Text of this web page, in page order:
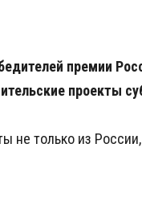
премии
проекты
не только из